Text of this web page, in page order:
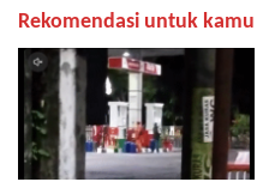
Rekomendasi untuk kamu